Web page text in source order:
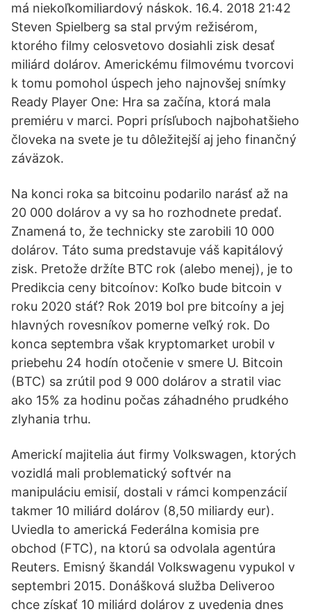
má niekoľkomiliardový náskok. 16.4. 2018 21:42
Steven Spielberg sa stal prvým režisérom,
ktorého filmy celosvetovo dosiahli zisk desať
miliárd dolárov. Americkému filmovému tvorcovi
k tomu pomohol úspech jeho najnovšej snímky
Ready Player One: Hra sa začína, ktorá mala
premiéru v marci. Popri prísľuboch najbohatšieho
človeka na svete je tu dôležitejší aj jeho finančný
záväzok.
Na konci roka sa bitcoinu podarilo narásť až na
20 000 dolárov a vy sa ho rozhodnete predať.
Znamená to, že technicky ste zarobili 10 000
dolárov. Táto suma predstavuje váš kapitálový
zisk. Pretože držíte BTC rok (alebo menej), je to
Predikcia ceny bitcoínov: Koľko bude bitcoin v
roku 2020 stáť? Rok 2019 bol pre bitcoíny a jej
hlavných rovesníkov pomerne veľký rok. Do
konca septembra však kryptomarket urobil v
priebehu 24 hodín otočenie v smere U. Bitcoin
(BTC) sa zrútil pod 9 000 dolárov a stratil viac
ako 15% za hodinu počas záhadného prudkého
zlyhania trhu.
Americkí majitelia áut firmy Volkswagen, ktorých
vozidlá mali problematický softvér na
manipuláciu emisií, dostali v rámci kompenzácií
takmer 10 miliárd dolárov (8,50 miliardy eur).
Uviedla to americká Federálna komisia pre
obchod (FTC), na ktorú sa odvolala agentúra
Reuters. Emisný škandál Volkswagenu vypukol v
septembri 2015. Donášková služba Deliveroo
chce získať 10 miliárd dolárov z uvedenia dnes